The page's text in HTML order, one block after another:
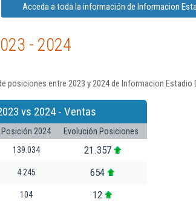
Acceda a toda la información de Informacion
- 2024
entre 2023 y 2024 de Informacion
vs 2024 - Ventas
Posición 2024
Evolución Posiciones
139.034 21.357
4.245 654
104 12